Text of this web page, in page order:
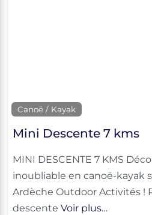
Canoë / Kayak
Mini Descente 7 kms
MINI DESCENTE 7 KMS
inoubliable en canoë-kayak
Ardèche Outdoor Activités !
descente Voir plus…